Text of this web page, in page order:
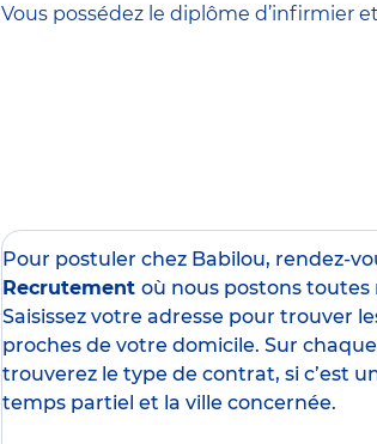
Vous possédez le diplôme d’infirmier
Pour postuler chez Babilou, rendez-
Recrutement où nous postons toutes
Saisissez votre adresse pour trouver
proches de votre domicile. Sur
trouverez le type de contrat, si c’est
temps partiel et la ville concernée.